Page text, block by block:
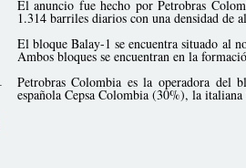
El anuncio fue hecho por Petrobras
1.314 barriles diarios con una densidad de
El bloque Balay-1 se encuentra situado al
Ambos bloques se encuentran en la
Petrobras Colombia es la operadora del
española Cepsa Colombia (30%), la